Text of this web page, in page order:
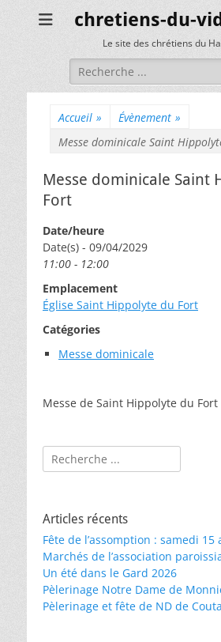
chretiens-du-
Le site des chrétiens du
Rechercher :
Accueil » Évènement »
Messe dominicale Saint
Messe dominicale Saint
Fort
Date/heure
Date(s) - 09/04/2029
11:00 - 12:00
Emplacement
Église Saint Hippolyte du Fort
Catégories
Messe dominicale
Messe de Saint Hippolyte du Fort
Rechercher :
Articles récents
Fête de l’assomption : samedi 15
Marchés de l’association
Un été dans le Gard 2026
Pèlerinage Notre Dame de
Pèlerinage et fête de ND de